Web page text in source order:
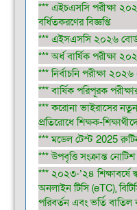
*** এইচএসসি পরীক্ষা
বর্ধিতকরণের বিজ্ঞপ্তি
*** এইসএসসি ২০২৬ বোর্ড
*** অর্ধ বার্ষিক পরীক্ষা
*** নির্বাচনি পরীক্ষা
*** বার্ষিক পরিপূরক
*** করোনা ভাইরাসের নতুন
প্রতিরোধে শিক্ষক-
*** মডেল টেস্ট 2025
*** উপবৃত্তি সংক্রান্ত নোটিশ
*** ২০২৩-’২৪ শিক্ষাবর্ষে
অনলাইন টিসি (eTC),
পরিবর্তন এবং ভর্তি বাতিল